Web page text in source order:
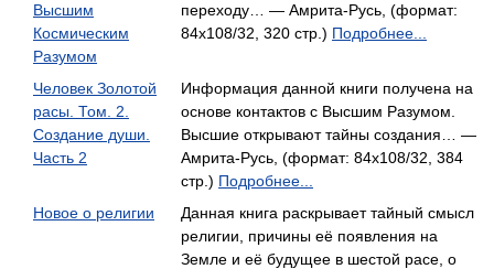
Высшим
Космическим
Разумом
переходу… — Амрита-Русь, (формат:
84x108/32, 320 стр.) Подробнее...
Человек Золотой
расы. Том. 2.
Создание души.
Часть 2
Информация данной книги получена на
основе контактов с Высшим Разумом.
Высшие открывают тайны создания… —
Амрита-Русь, (формат: 84x108/32, 384
стр.) Подробнее...
Новое о религии
Данная книга раскрывает тайный смысл
религии, причины её появления на
Земле и её будущее в шестой расе, о